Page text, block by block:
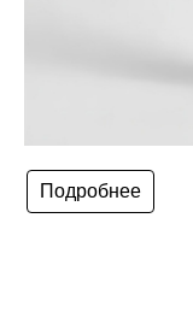
Подробнее